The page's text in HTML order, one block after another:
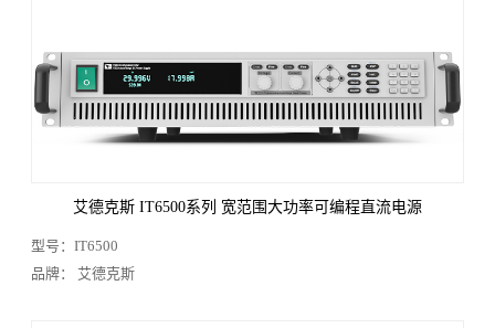
万用表/数据采集系统
元件参数测试仪
安规测试仪
电源和负载
电能/功率分析仪
显微镜
温度测试
光学分析
静电测试
环境试验箱
品牌筛选：
艾德克斯 IT6500系列 宽范围大功率可编程直流电源
型号：IT6500
品牌： 艾德克斯